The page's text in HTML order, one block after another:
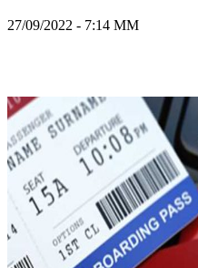
27/09/2022 - 7:14 ΜΜ